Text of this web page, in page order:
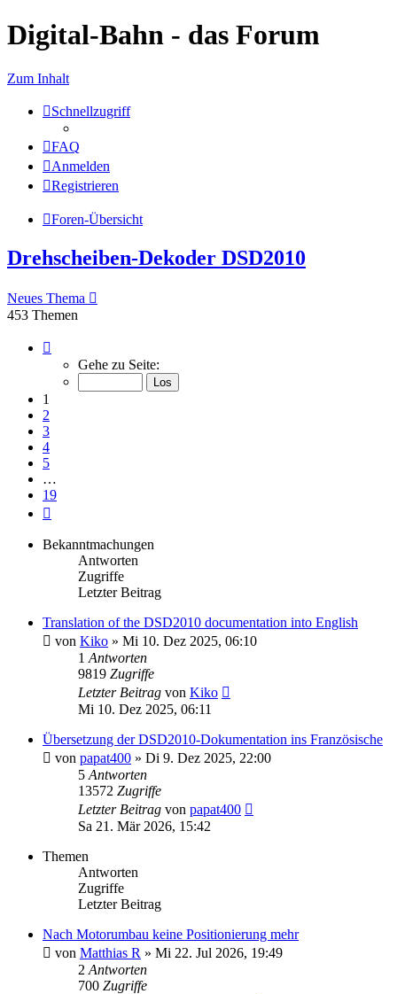
Digital-Bahn - das Forum
Zum Inhalt
Schnellzugriff
FAQ
Anmelden
Registrieren
Foren-Übersicht
Drehscheiben-Dekoder DSD2010
Neues Thema
453 Themen
von
Gehe zu Seite:
1
2
3
4
5
…
19
Bekanntmachungen
Antworten
Zugriffe
Letzter Beitrag
Translation of the DSD2010 documentation into English
von Kiko » Mi 10. Dez 2025, 06:10
1 Antworten
9819 Zugriffe
Letzter Beitrag von Kiko
Mi 10. Dez 2025, 06:11
Übersetzung der DSD2010-Dokumentation ins Französische
von papat400 » Di 9. Dez 2025, 22:00
5 Antworten
13572 Zugriffe
Letzter Beitrag von papat400
Sa 21. Mär 2026, 15:42
Themen
Antworten
Zugriffe
Letzter Beitrag
Nach Motorumbau keine Positionierung mehr
von Matthias R » Mi 22. Jul 2026, 19:49
2 Antworten
700 Zugriffe